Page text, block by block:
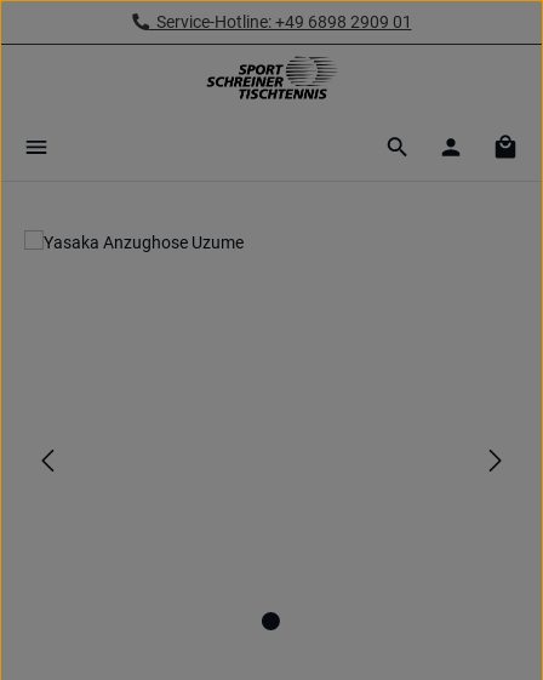
Zum Hauptinhalt springenService-Hotline: +49 6898 2909 01
Bildergalerie überspringen